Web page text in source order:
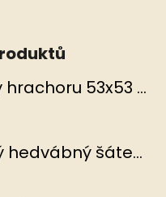
Hedvábný šátek Květy hrachoru 53x53 cm v dárkovém balení, HEDVÁBNÝ SVĚT
Prémiový oboustranný hedvábný šátek Mořský korál, MB